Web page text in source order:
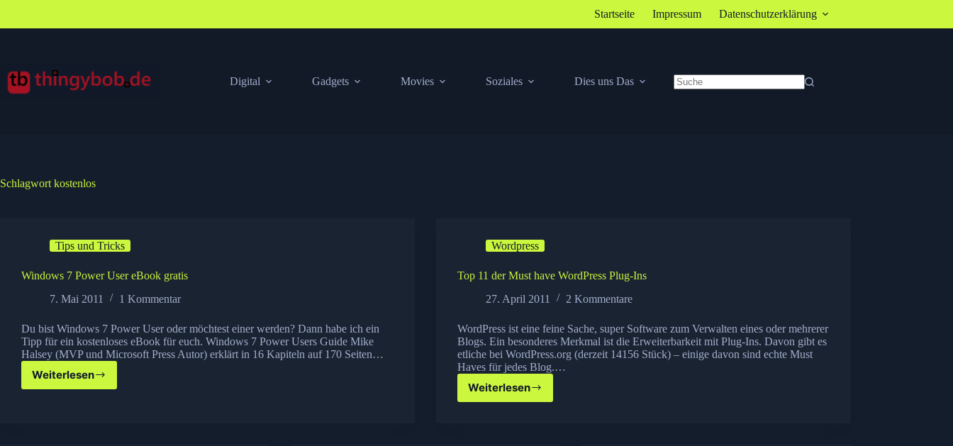
springen
Startseite Impressum Datenschutzerklärung
Digital Gadgets Movies Soziales
Dies uns Das
Schlagwort kostenlos
Tips und Tricks
Windows 7 Power User eBook gratis
7. Mai 2011
1 Kommentar
Du bist Windows 7 Power User oder möchtest einer werden? Dann habe ich ein
Tipp für ein kostenloses eBook für euch. Windows 7 Power Users Guide Mike
Halsey (MVP und Microsoft Press Autor) erklärt in 16 Kapiteln auf 170 Seiten…
Weiterlesen
Windows
Wordpress
Top 11 der Must have WordPress Plug-Ins
27. April 2011
2 Kommentare
WordPress ist eine feine Sache, super Software zum Verwalten eines oder mehrerer
Blogs. Ein besonderes Merkmal ist die Erweiterbarkeit mit Plug-Ins. Davon gibt es
etliche bei WordPress.org (derzeit 14156 Stück) – einige davon sind echte Must
Haves für jedes Blog.…
Weiterlesen
Top